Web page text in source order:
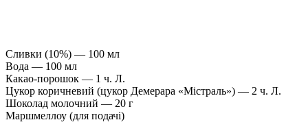
Сливки (10%) — 100 мл
Вода — 100 мл
Какао-порошок — 1 ч. Л.
Цукор коричневий (цукор Демерара «Містраль») — 2 ч. Л.
Шоколад молочний — 20 г
Маршмеллоу (для подачі)